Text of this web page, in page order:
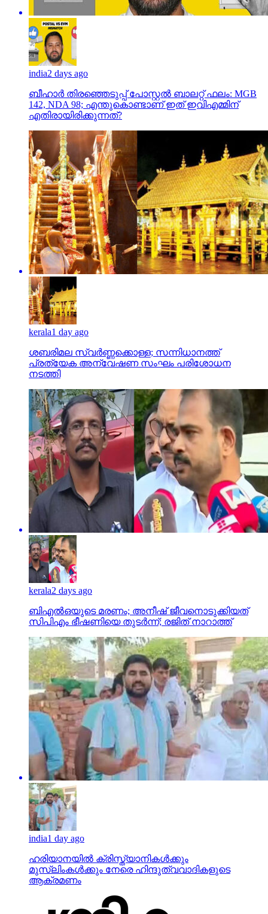
india2 days ago
ബീഹാർ തിരഞ്ഞെടുപ്പ് പോസ്റ്റൽ ബാലറ്റ് ഫലം: MGB
142, NDA 98; എന്തുകൊണ്ടാണ് ഇത് ഇവിഎമ്മിന്
എതിരായിരിക്കുന്നത്?
kerala1 day ago
ശബരിമല സ്വര്‍ണ്ണക്കൊള്ള; സന്നിധാനത്ത്
പ്രത്യേക അന്വേഷണ സംഘം പരിശോധന
നടത്തി
kerala2 days ago
ബിഎല്‍ഒയുടെ മരണം; അനീഷ് ജീവനൊടുക്കിയത്
സിപിഎം ഭീഷണിയെ തുടര്‍ന്ന്; രജിത് നാറാത്ത്
india1 day ago
ഹരിയാനയില്‍ ക്രിസ്ത്യാനികള്‍ക്കും
മുസ്‌ലിംകള്‍ക്കും നേരെ ഹിന്ദുത്വവാദികളുടെ
ആക്രമണം